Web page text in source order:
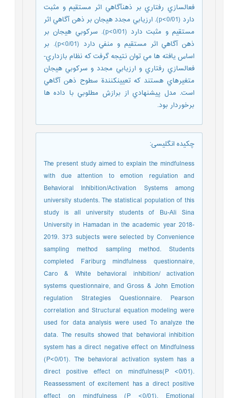
فعالسازي رفتاري بر ذهنآگاهي اثر مستقيم و مثبت
دارد (0/01>p). ارزيابي مجدد هيجان بر ذهن آگاهي اثر
مستقيم و مثبت دارد (0/01>p). سرکوبي هيجان بر
ذهن آگاهي اثر مستقيم و منفي دارد (0/01>p). بر
اساس يافته ها مي توان نتيجه گرفت که نظام بازداري-
فعالسازي رفتاري و ارزيابي مجدد و سرکوبي هيجان
متغيرهاي هستند که تعيينکنندة سطوح ذهن آگاهي
است. مدل پيشنهادي از برازش مطلوبي با داده ها
برخوردار بود.
چکیده انگلیسی:
The present study aimed to explain the mindfulness
with due attention to emotion regulation and
Behavioral Inhibition/Activation Systems among
university students. The statistical population of this
study is all university students of Bu-Ali Sina
University in Hamadan in the academic year 2018-
2019. 373 subjects were selected by Convenience
sampling method sampling method. Students
completed Fariburg mindfulness questionnaire,
Caro & White behavioral inhibition/ activation
systems questionnaire, and Gross & John Emotion
regulation Strategies Questionnaire. Pearson
correlation and Structural equation modeling were
used for data analysis were used To analyze the
data. The results showed that behavioral inhibition
system has a direct negative effect on Mindfulness
(P<0/01). The behavioral activation system has a
direct positive effect on mindfulness(P <0/01).
Reassessment of excitement has a direct positive